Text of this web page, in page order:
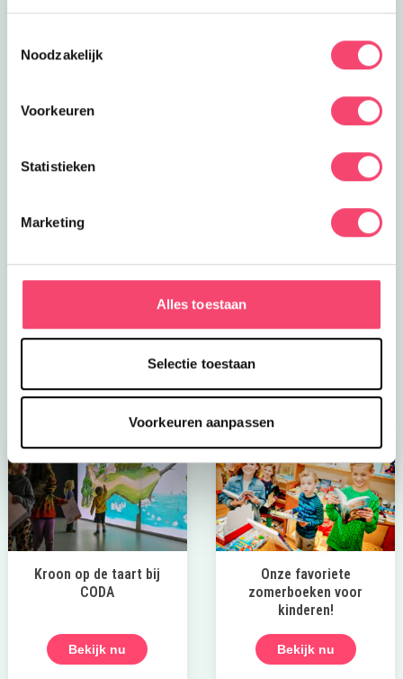
Noodzakelijk
Voorkeuren
Statistieken
Marketing
Alles toestaan
Selectie toestaan
Voorkeuren aanpassen
Nog een paar weken vakantie! Daar halen we nog
acrobatiekworkshop tot creatieve familiedag en meer:
lees hier wat er te doen is de komende weken.
Kroon op de taart bij
CODA
Bekijk nu
Onze favoriete
zomerboeken voor
kinderen!
Bekijk nu